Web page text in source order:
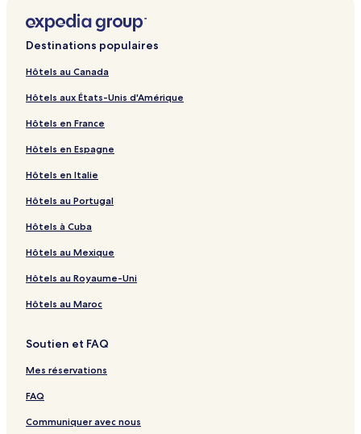
Destinations populaires
Hôtels au Canada
Hôtels aux États-Unis d'Amérique
Hôtels en France
Hôtels en Espagne
Hôtels en Italie
Hôtels au Portugal
Hôtels à Cuba
Hôtels au Mexique
Hôtels au Royaume-Uni
Hôtels au Maroc
Soutien et FAQ
Mes réservations
FAQ
Communiquer avec nous